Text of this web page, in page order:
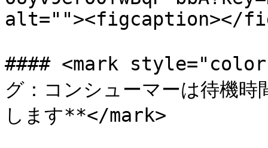
alt=""><figcaption></
#### <mark style="color:
グ：コンシューマーは待機
します**</mark>